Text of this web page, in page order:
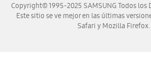
Copyright© 1995-2025 SAMSUNG Todos los
Este sitio se ve mejor en las últimas
Safari y Mozilla Firefox.